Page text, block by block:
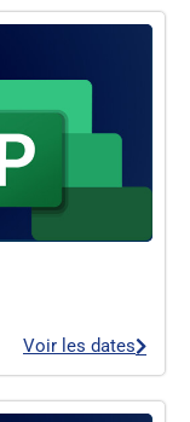
Voir les dates